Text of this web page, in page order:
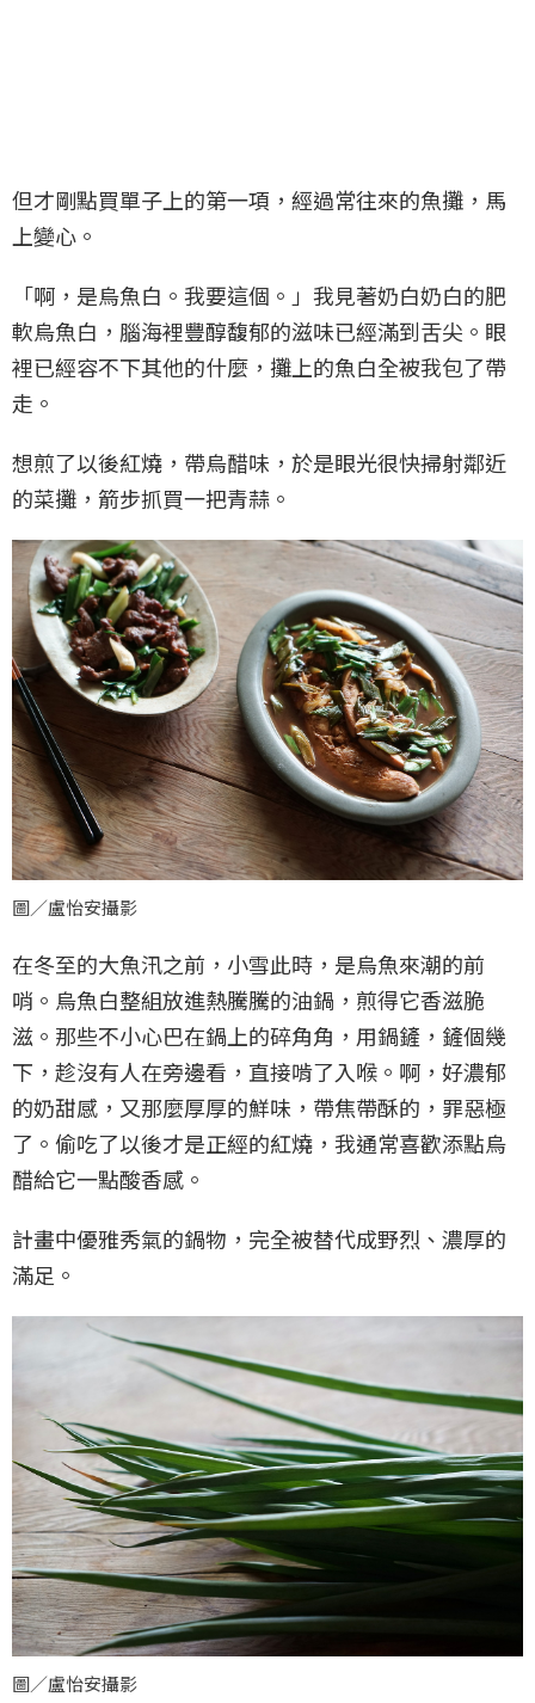
但才剛點買單子上的第一項，經過常往來的魚攤，馬
上變心。
「啊，是烏魚白。我要這個。」我見著奶白奶白的肥
軟烏魚白，腦海裡豐醇馥郁的滋味已經滿到舌尖。眼
裡已經容不下其他的什麼，攤上的魚白全被我包了帶
走。
想煎了以後紅燒，帶烏醋味，於是眼光很快掃射鄰近
的菜攤，箭步抓買一把青蒜。
圖／盧怡安攝影
在冬至的大魚汛之前，小雪此時，是烏魚來潮的前
哨。烏魚白整組放進熱騰騰的油鍋，煎得它香滋脆
滋。那些不小心巴在鍋上的碎角角，用鍋鏟，鏟個幾
下，趁沒有人在旁邊看，直接啃了入喉。啊，好濃郁
的奶甜感，又那麼厚厚的鮮味，帶焦帶酥的，罪惡極
了。偷吃了以後才是正經的紅燒，我通常喜歡添點烏
醋給它一點酸香感。
計畫中優雅秀氣的鍋物，完全被替代成野烈、濃厚的
滿足。
圖／盧怡安攝影